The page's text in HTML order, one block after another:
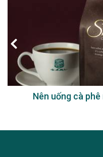
Nên uống cà